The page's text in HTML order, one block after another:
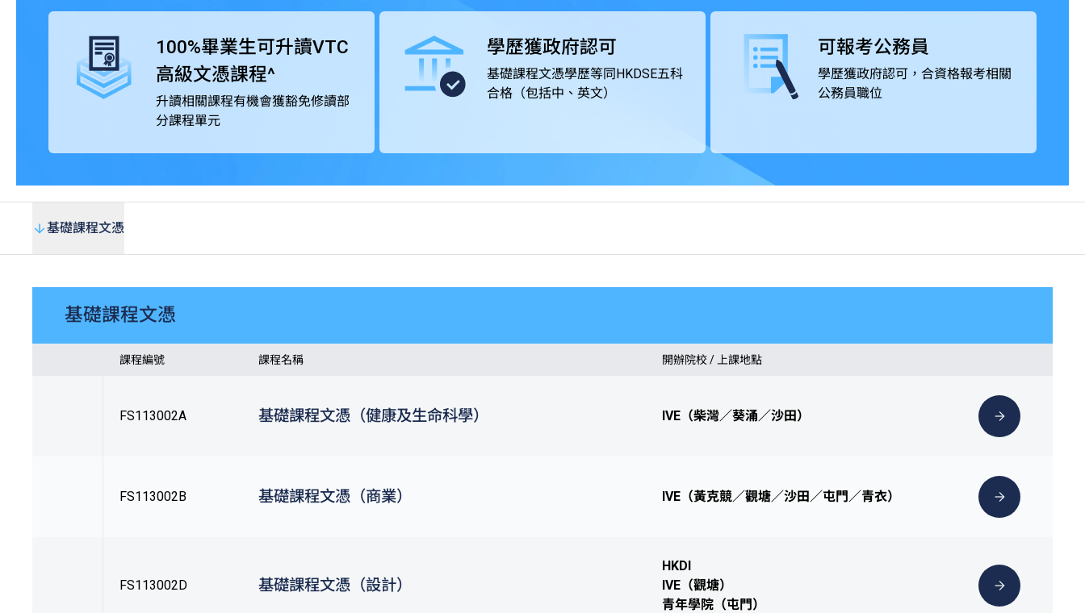
100%畢業生可升讀VTC
高級文憑課程^
升讀相關課程有機會獲豁免修讀部
分課程單元
學歷獲政府認可
基礎課程文憑學歷等同HKDSE五科
合格（包括中、英文）
可報考公務員
學歷獲政府認可，合資格報考相關
公務員職位
基礎課程文憑
基礎課程文憑
課程編號 課程名稱 開辦院校 / 上課地點
FS113002A 基礎課程文憑（健康及生命科學） IVE（柴灣／葵涌／沙田）
FS113002B 基礎課程文憑（商業） IVE（黃克競／觀塘／沙田／屯門／青衣）
FS113002D 基礎課程文憑（設計）
HKDI
IVE（觀塘）
青年學院（屯門）